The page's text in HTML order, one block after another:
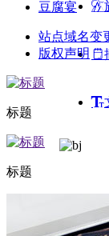
豆腐宴
站点域名变
版权声明
标题
标题